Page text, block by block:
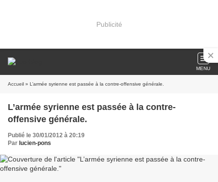
Publicité
MENU
Accueil » L’armée syrienne est passée à la contre-offensive générale.
L’armée syrienne est passée à la contre-
offensive générale.
Publié le 30/01/2012 à 20:19
Par lucien-pons